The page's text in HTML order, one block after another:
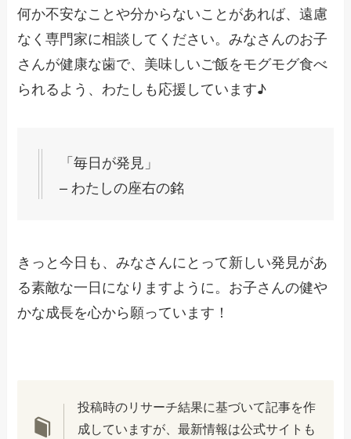
何か不安なことや分からないことがあれば、遠慮
なく専門家に相談してください。みなさんのお子
さんが健康な歯で、美味しいご飯をモグモグ食べ
られるよう、わたしも応援しています♪
「毎日が発見」
– わたしの座右の銘
きっと今日も、みなさんにとって新しい発見があ
る素敵な一日になりますように。お子さんの健や
かな成長を心から願っています！
投稿時のリサーチ結果に基づいて記事を作
成していますが、最新情報は公式サイトも